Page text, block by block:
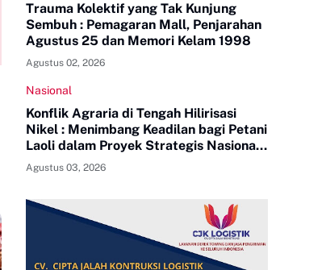
Trauma Kolektif yang Tak Kunjung
Sembuh : Pemagaran Mall, Penjarahan
Agustus 25 dan Memori Kelam 1998
Agustus 02, 2026
Nasional
Konflik Agraria di Tengah Hilirisasi
Nikel : Menimbang Keadilan bagi Petani
Laoli dalam Proyek Strategis Nasional
PT Indonesia Huali Industry Park
Agustus 03, 2026